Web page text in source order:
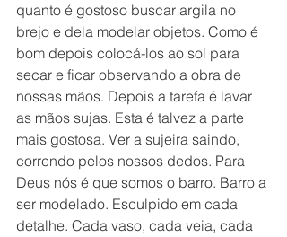
quanto é gostoso buscar argila no
brejo e dela modelar objetos. Como é
bom depois colocá-los ao sol para
secar e ficar observando a obra de
nossas mãos. Depois a tarefa é lavar
as mãos sujas. Esta é talvez a parte
mais gostosa. Ver a sujeira saindo,
correndo pelos nossos dedos. Para
Deus nós é que somos o barro. Barro a
ser modelado. Esculpido em cada
detalhe. Cada vaso, cada veia, cada